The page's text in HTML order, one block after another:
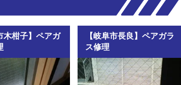
木柑子】ペアガ
【岐阜市長良】ペアガラ
ス修理